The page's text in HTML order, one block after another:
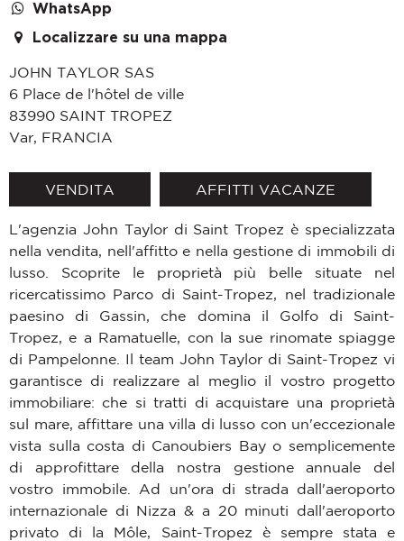
WhatsApp
Localizzare su una mappa
JOHN TAYLOR SAS
6 Place de l'hôtel de ville
83990 SAINT TROPEZ
Var, FRANCIA
VENDITA AFFITTI VACANZE
L'agenzia John Taylor di Saint Tropez è specializzata
nella vendita, nell'affitto e nella gestione di immobili di
lusso. Scoprite le proprietà più belle situate nel
ricercatissimo Parco di Saint-Tropez, nel tradizionale
paesino di Gassin, che domina il Golfo di Saint-
Tropez, e a Ramatuelle, con la sue rinomate spiagge
di Pampelonne. Il team John Taylor di Saint-Tropez vi
garantisce di realizzare al meglio il vostro progetto
immobiliare: che si tratti di acquistare una proprietà
sul mare, affittare una villa di lusso con un'eccezionale
vista sulla costa di Canoubiers Bay o semplicemente
di approfittare della nostra gestione annuale del
vostro immobile. Ad un'ora di strada dall'aeroporto
internazionale di Nizza & a 20 minuti dall'aeroporto
privato di la Môle, Saint-Tropez è sempre stata e